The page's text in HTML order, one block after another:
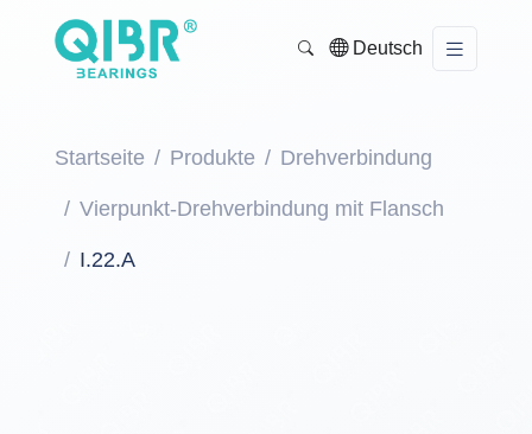
Deutsch
Startseite Produkte Drehverbindung
Vierpunkt-Drehverbindung mit Flansch
I.22.A